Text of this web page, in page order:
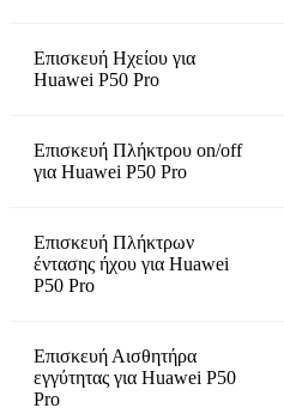
Επισκευή Ηχείου για
Huawei P50 Pro
Επισκευή Πλήκτρου on/off
για Huawei P50 Pro
Επισκευή Πλήκτρων
έντασης ήχου για Huawei
P50 Pro
Επισκευή Αισθητήρα
εγγύτητας για Huawei P50
Pro